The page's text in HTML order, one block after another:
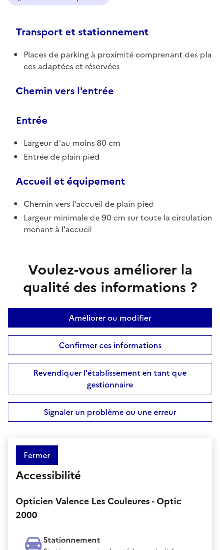
Transport et stationnement
Places de parking à proximité comprenant des pla
ces adaptées et réservées
Chemin vers l'entrée
Entrée
Largeur d'au moins 80 cm
Entrée de plain pied
Accueil et équipement
Chemin vers l'accueil de plain pied
Largeur minimale de 90 cm sur toute la circulation
menant à l'accueil
Voulez-vous améliorer la
qualité des informations ?
Améliorer ou modifier
Confirmer ces informations
Revendiquer l'établissement en tant que
gestionnaire
Signaler un problème ou une erreur
Fermer
Accessibilité
Opticien Valence Les Couleures - Optic
2000
Stationnement